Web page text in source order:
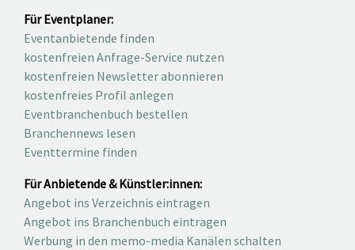
Für Eventplaner:
Eventanbietende finden
kostenfreien Anfrage-Service nutzen
kostenfreien Newsletter abonnieren
kostenfreies Profil anlegen
Eventbranchenbuch bestellen
Branchennews lesen
Eventtermine finden
Für Anbietende & Künstler:innen:
Angebot ins Verzeichnis eintragen
Angebot ins Branchenbuch eintragen
Werbung in den memo-media Kanälen schalten